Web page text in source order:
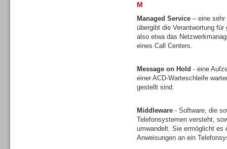
M
Managed Service – eine sehr
übergibt die Verantwortung
also etwa das
eines Call Centers.
Message on Hold - eine
einer ACD-Warteschleife
gestellt sind.
Middleware - Software, die
Telefonsystemen versteht,
umwandelt. Sie ermöglicht es
Anweisungen an ein